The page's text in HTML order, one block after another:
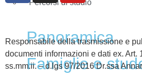
Percorsi di studio
Panoramica
Famiglie e
Responsabile della trasmissione e
documenti informazioni e dati ex. Art.
ss.mm.ii. – d.lgs 97/2016 Dr.ssa